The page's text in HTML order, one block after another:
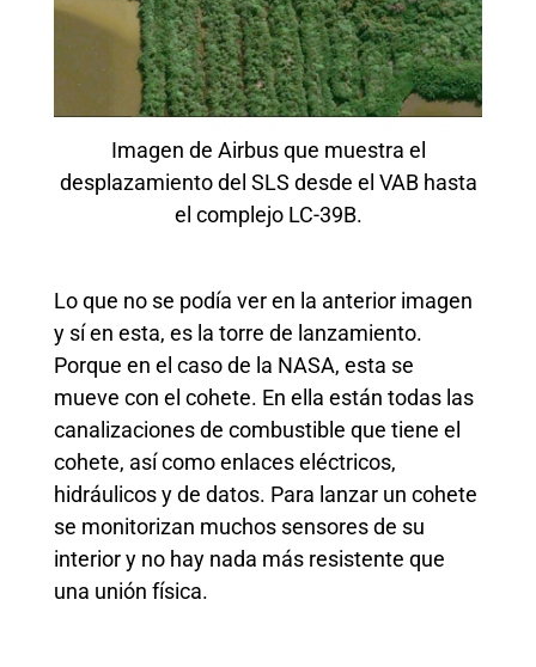
Imagen de Airbus que muestra el
desplazamiento del SLS desde el VAB hasta
el complejo LC-39B.
Lo que no se podía ver en la anterior imagen
y sí en esta, es la torre de lanzamiento.
Porque en el caso de la NASA, esta se
mueve con el cohete. En ella están todas las
canalizaciones de combustible que tiene el
cohete, así como enlaces eléctricos,
hidráulicos y de datos. Para lanzar un cohete
se monitorizan muchos sensores de su
interior y no hay nada más resistente que
una unión física.